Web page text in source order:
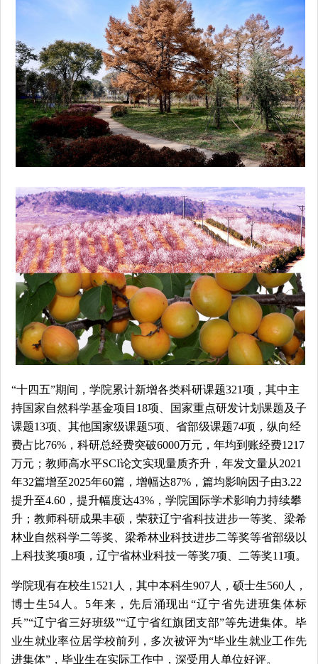
“十四五”期间， 学院累计新增各类科研课题321项，其中主
持国家自然科学基金项目 18项、国家重点研发计划课题及子
课题13项、其他国家级课题5项、省部级课题74项，纵向经
费占比76% ，科研总经费突破6000万元，年均到账经费1217
万元；教师高水平SCI论文实现量质齐升，年发文量从2021
年32篇增至2025年60篇，增幅达87% ，篇均影响因子由3.22
提升至4.60 ，提升幅度达43% ，学院国际学术影响力持续攀
升；教师科研成果丰硕，荣获辽宁省科技进步一等奖、梁希
林业自然科学二等奖、梁希林业科技进步二等奖等省部级以
上科技奖项8项，辽宁省林业科技一等奖7项、二等奖11项。
学院现有在校生1521人，其中本科生907人，硕士生560人，
博士生54人。5年来，先后涌现出“辽宁省先进班集体标
兵”“辽宁省三好班级”“辽宁省红旗团支部”等先进集体。毕
业生就业率位居学校前列，多次被评为“毕业生就业工作先
进集体”，毕业生在实际工作中，深受用人单位好评。